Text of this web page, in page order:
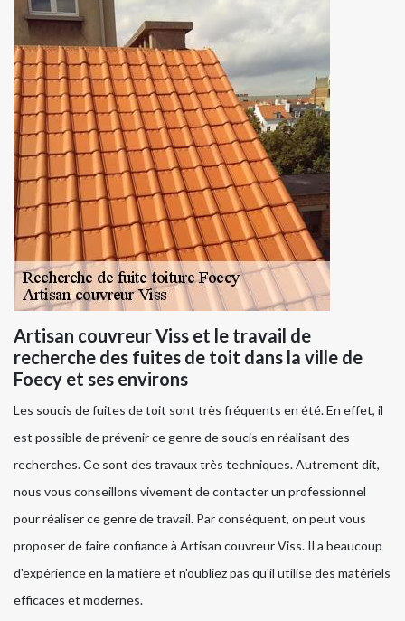
Artisan couvreur Viss et le travail de
recherche des fuites de toit dans la ville de
Foecy et ses environs
Les soucis de fuites de toit sont très fréquents en été. En effet, il
est possible de prévenir ce genre de soucis en réalisant des
recherches. Ce sont des travaux très techniques. Autrement dit,
nous vous conseillons vivement de contacter un professionnel
pour réaliser ce genre de travail. Par conséquent, on peut vous
proposer de faire confiance à Artisan couvreur Viss. Il a beaucoup
d'expérience en la matière et n'oubliez pas qu'il utilise des matériels
efficaces et modernes.